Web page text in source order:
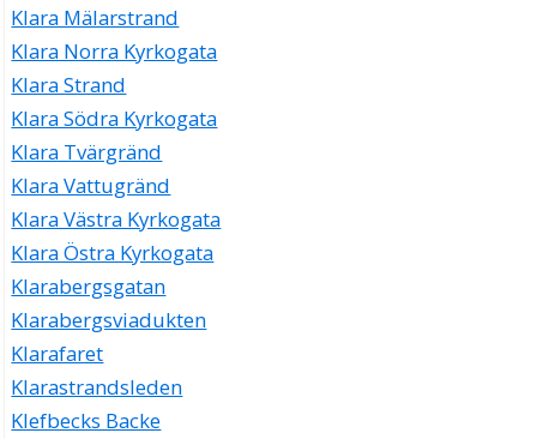
Klara Mälarstrand
Klara Norra Kyrkogata
Klara Strand
Klara Södra Kyrkogata
Klara Tvärgränd
Klara Vattugränd
Klara Västra Kyrkogata
Klara Östra Kyrkogata
Klarabergsgatan
Klarabergsviadukten
Klarafaret
Klarastrandsleden
Klefbecks Backe